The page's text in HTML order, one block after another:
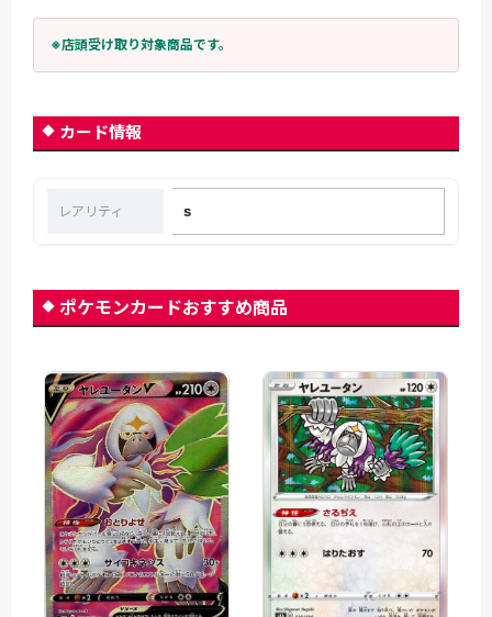
※店頭受け取り対象商品です。
カード情報
レアリティ s
ポケモンカードおすすめ商品